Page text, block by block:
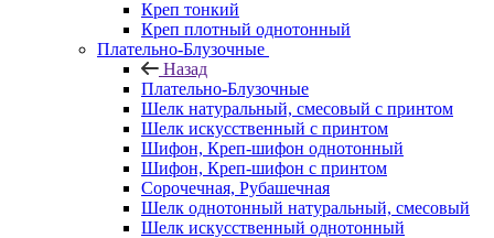
Креп тонкий
Креп плотный однотонный
Плательно-Блузочные
Назад
Плательно-Блузочные
Шелк натуральный, смесовый с принтом
Шелк искусственный с принтом
Шифон, Креп-шифон однотонный
Шифон, Креп-шифон с принтом
Сорочечная, Рубашечная
Шелк однотонный натуральный, смесовый
Шелк искусственный однотонный